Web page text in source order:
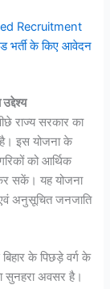
Recruitment
भर्ती के किए आवेदन
राज्य सरकार का
है। इस योजना के
को आर्थिक
सकें। यह योजना
अनुसूचित जनजाति
के पिछड़े वर्ग के
सुनहरा अवसर है।